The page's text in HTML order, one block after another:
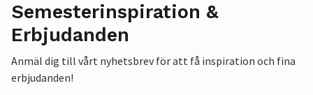
Semesterinspiration &
Erbjudanden
Anmäl dig till vårt nyhetsbrev för att få inspiration och fina
erbjudanden!